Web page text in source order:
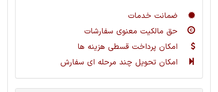
ضمانت خدمات
حق مالکیت معنوی سفارشات
امکان پرداخت قسطی هزینه ها
امکان تحویل چند مرحله ای سفارش